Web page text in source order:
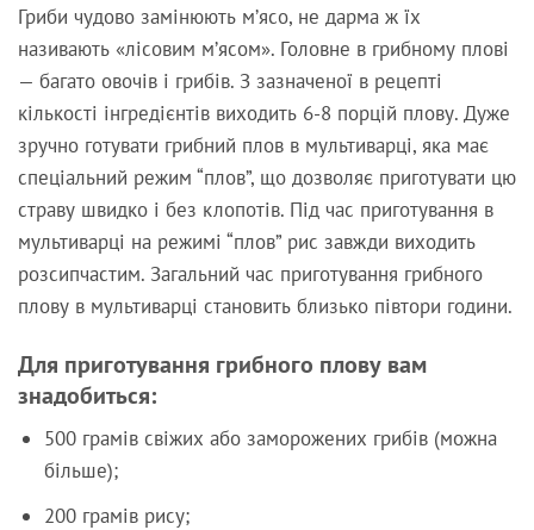
Гриби чудово замінюють м’ясо, не дарма ж їх
називають «лісовим м’ясом». Головне в грибному плові
— багато овочів і грибів. З зазначеної в рецепті
кількості інгредієнтів виходить 6-8 порцій плову. Дуже
зручно готувати грибний плов в мультиварці, яка має
спеціальний режим “плов”, що дозволяє приготувати цю
страву швидко і без клопотів. Під час приготування в
мультиварці на режимі “плов” рис завжди виходить
розсипчастим. Загальний час приготування грибного
плову в мультиварці становить близько півтори години.
Для приготування грибного плову вам
знадобиться:
500 грамів свіжих або заморожених грибів (можна
більше);
200 грамів рису;